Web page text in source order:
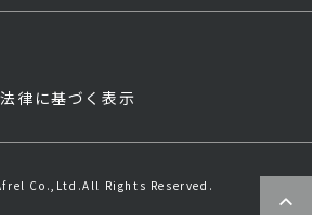
律に基づく表示
Co.,Ltd.All Rights Reserved.